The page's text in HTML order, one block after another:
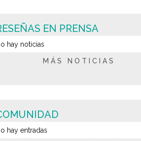
EN PRENSA
hay noticias
MÁS NOTICIAS
hay entradas